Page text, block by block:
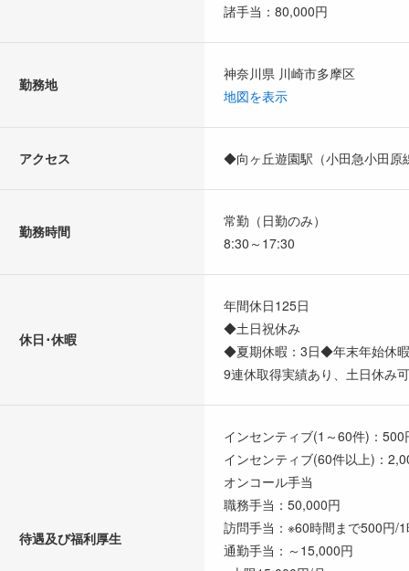
諸手当：80,000円
勤務地
神奈川県 川崎市多摩区
地図を表示
アクセス ◆向ヶ丘遊園駅（小田急小田原
勤務時間
常勤（日勤のみ）
8:30～17:30
休日･休暇
年間休日125日
◆土日祝休み
◆夏期休暇：3日◆年末年始休
9連休取得実績あり、土日休み
待遇及び福利厚生
インセンティブ(1～60件)：500
インセンティブ(60件以上)：
オンコール手当
職務手当：50,000円
訪問手当：※60時間まで500円/
通勤手当：～15,000円